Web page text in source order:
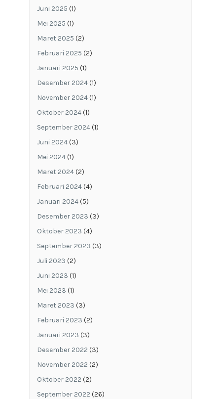
Juni 2025 (1)
Mei 2025 (1)
Maret 2025 (2)
Februari 2025 (2)
Januari 2025 (1)
Desember 2024(1)
November 2024(1)
Oktober 2024(1)
September 2024(1)
Juni 2024(3)
Mei 2024(1)
Maret 2024(2)
Februari 2024(4)
Januari 2024(5)
Desember 2023 (3)
Oktober 2023 (4)
September 2023 (3)
Juli 2023 (2)
Juni 2023 (1)
Mei 2023 (1)
Maret 2023 (3)
Februari 2023 (2)
Januari 2023 (3)
Desember 2022 (3)
November 2022 (2)
Oktober 2022 (2)
September 2022 (26)